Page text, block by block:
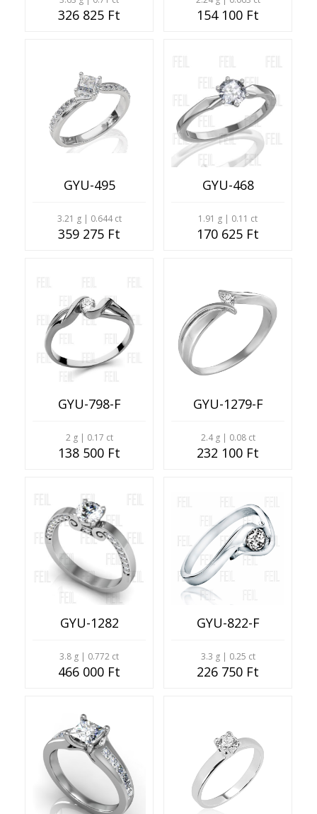
326 825 Ft 154 100 Ft
GYU-495
3.21 g | 0.644 ct
359 275 Ft
GYU-468
1.91 g | 0.11 ct
170 625 Ft
GYU-798-F
2 g | 0.17 ct
138 500 Ft
GYU-1279-F
2.4 g | 0.08 ct
232 100 Ft
GYU-1282
3.8 g | 0.772 ct
466 000 Ft
GYU-822-F
3.3 g | 0.25 ct
226 750 Ft